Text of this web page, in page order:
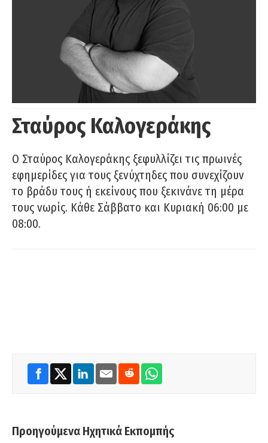
Σταύρος Καλογεράκης
Ο Σταύρος Καλογεράκης ξεφυλλίζει τις πρωινές
εφημερίδες για τους ξενύχτηδες που συνεχίζουν
το βράδυ τους ή εκείνους που ξεκινάνε τη μέρα
τους νωρίς. Κάθε Σάββατο και Κυριακή 06:00 με
08:00.
Προηγούμενα Ηχητικά Εκπομπής